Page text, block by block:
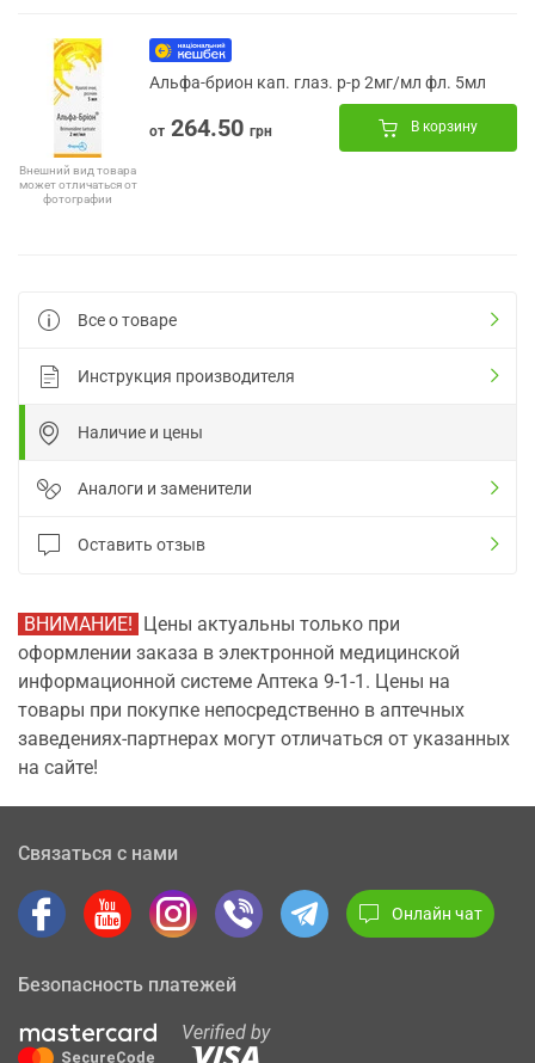
Внешний вид товара
может отличаться от
фотографии
Альфа-брион кап. глаз. р-р 2мг/мл фл. 5мл
от 264.50 грн В корзину
Все о товаре
Инструкция производителя
Наличие и цены
Аналоги и заменители
Оставить отзыв
ВНИМАНИЕ! Цены актуальны только при
оформлении заказа в электронной медицинской
информационной системе Аптека 9-1-1. Цены на
товары при покупке непосредственно в аптечных
заведениях-партнерах могут отличаться от указанных
на сайте!
Связаться с нами
Онлайн чат
Безопасность платежей